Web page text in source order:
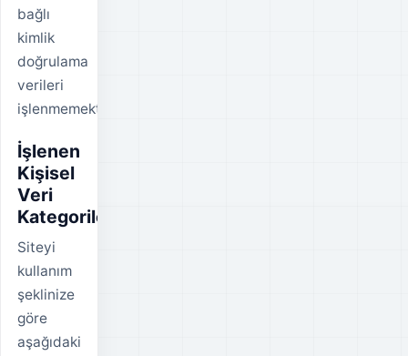
bağlı
kimlik
doğrulama
verileri
işlenmemektedir.
İşlenen
Kişisel
Veri
Kategorileri
Siteyi
kullanım
şeklinize
göre
aşağıdaki